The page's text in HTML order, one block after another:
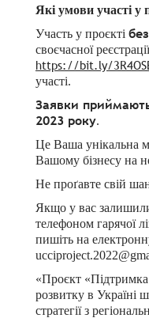
Які умови участі у
Участь у проєкті
своєчасної
https://bit.ly/
участі.
Заявки
2023 року.
Це Ваша унікальна
Вашому бізнесу на
Не проґавте свій
Якщо у вас
телефоном гарячої
пишіть на
«Проєкт «
розвитку в Україні
стратегії з